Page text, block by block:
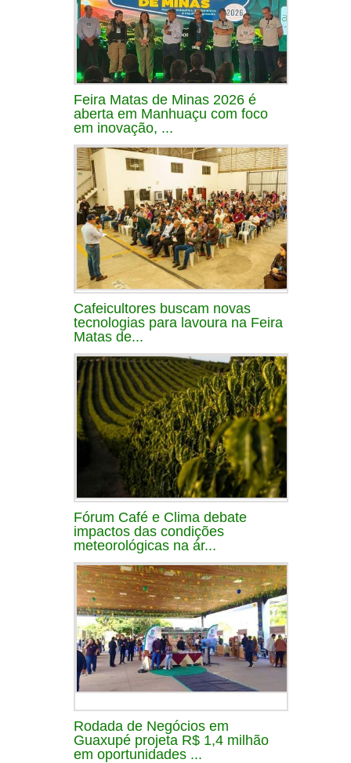
Feira Matas de Minas 2026 é
aberta em Manhuaçu com foco
em inovação, ...
Cafeicultores buscam novas
tecnologias para lavoura na Feira
Matas de...
Fórum Café e Clima debate
impactos das condições
meteorológicas na ár...
Rodada de Negócios em
Guaxupé projeta R$ 1,4 milhão
em oportunidades ...